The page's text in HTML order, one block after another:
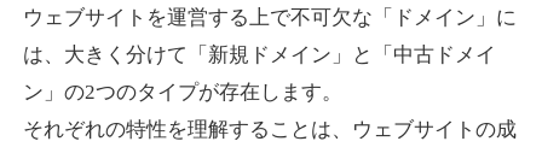
torigirl-movie.com
ジャンルその他
DA38 外部リンク数 383 ドメイン年齢10年
ウェブサイトを運営する上で不可欠な「ドメイン」に
は、大きく分けて「新規ドメイン」と「中古ドメイ
ン」の2つのタイプが存在します。
それぞれの特性を理解することは、ウェブサイトの成